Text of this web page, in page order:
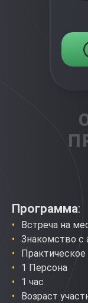
Программа:
Встреча на
Знакомство с
Практическое
1 Персона
1 час
Возраст